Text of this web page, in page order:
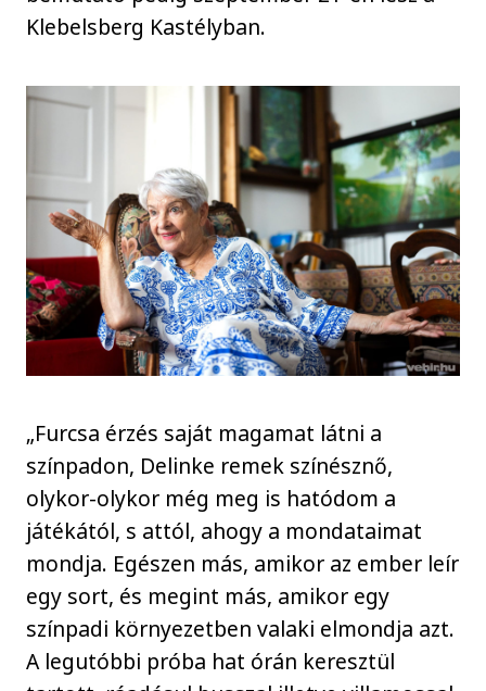
Klebelsberg Kastélyban.
„Furcsa érzés saját magamat látni a
színpadon, Delinke remek színésznő,
olykor-olykor még meg is hatódom a
játékától, s attól, ahogy a mondataimat
mondja. Egészen más, amikor az ember leír
egy sort, és megint más, amikor egy
színpadi környezetben valaki elmondja azt.
A legutóbbi próba hat órán keresztül